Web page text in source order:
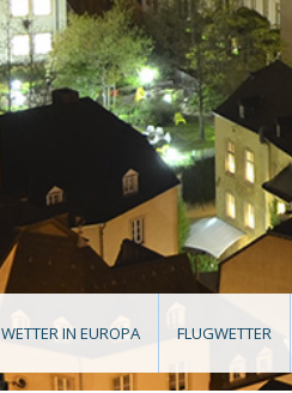
WETTER IN EUROPA FLUGWETTER